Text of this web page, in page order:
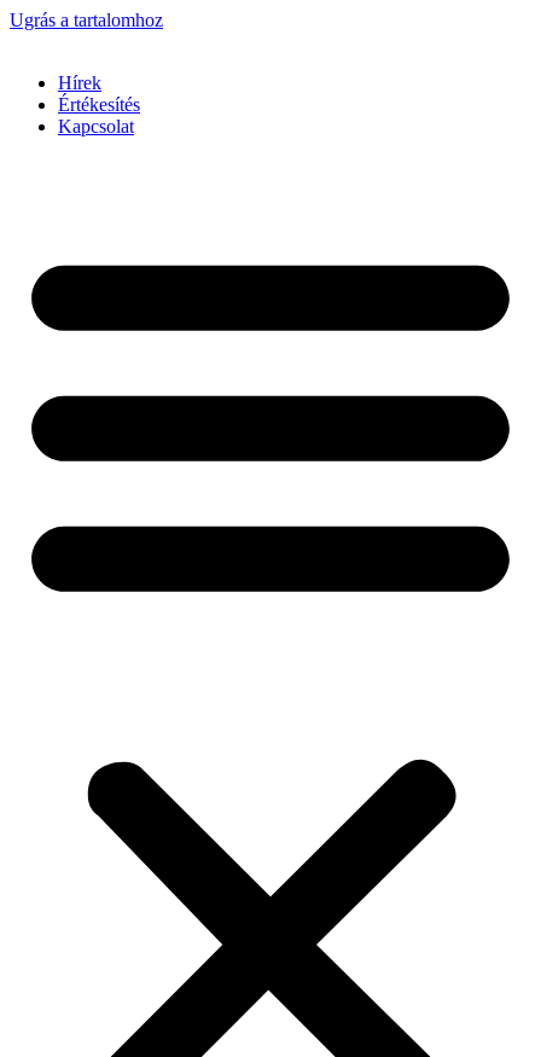
Ugrás a tartalomhoz
Hírek
Értékesítés
Kapcsolat